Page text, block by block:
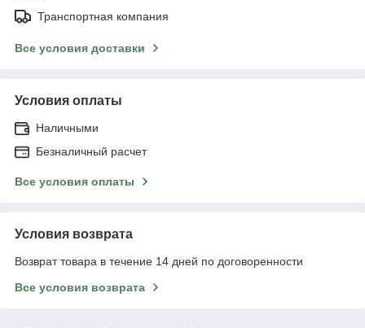
Транспортная компания
Все условия доставки
Условия оплаты
Наличными
Безналичный расчет
Все условия оплаты
Условия возврата
Возврат товара в течение 14 дней по договоренности
Все условия возврата